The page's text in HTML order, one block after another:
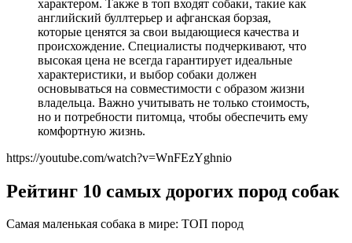
характером. Также в топ входят собаки, такие как
английский буллтерьер и афганская борзая,
которые ценятся за свои выдающиеся качества и
происхождение. Специалисты подчеркивают, что
высокая цена не всегда гарантирует идеальные
характеристики, и выбор собаки должен
основываться на совместимости с образом жизни
владельца. Важно учитывать не только стоимость,
но и потребности питомца, чтобы обеспечить ему
комфортную жизнь.
https://youtube.com/watch?v=WnFEzYghnio
Рейтинг 10 самых дорогих пород собак
Самая маленькая собака в мире: ТОП пород